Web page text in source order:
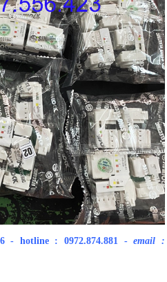
- hotline : 0972.874.881 -email :